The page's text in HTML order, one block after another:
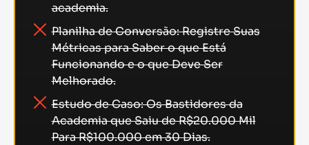
academia.
Planilha de Conversão: Registre Suas
Métricas para Saber o que Está
Funcionando e o que Deve Ser
Melhorado.
Estudo de Caso: Os Bastidores da
Academia que Saiu de R$20.000 Mil
Para R$100.000 em 30 Dias.